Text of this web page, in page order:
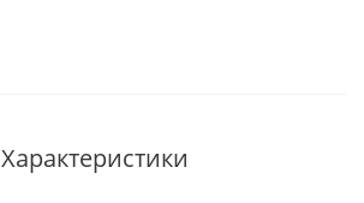
Характеристики